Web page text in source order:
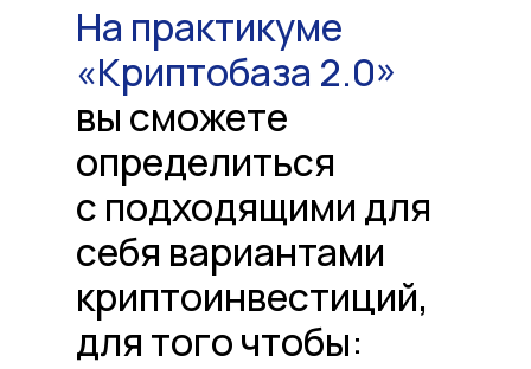
На практикуме
«Криптобаза 2.0»
вы сможете
определиться
с подходящими для
себя вариантами
криптоинвестиций,
для того чтобы: